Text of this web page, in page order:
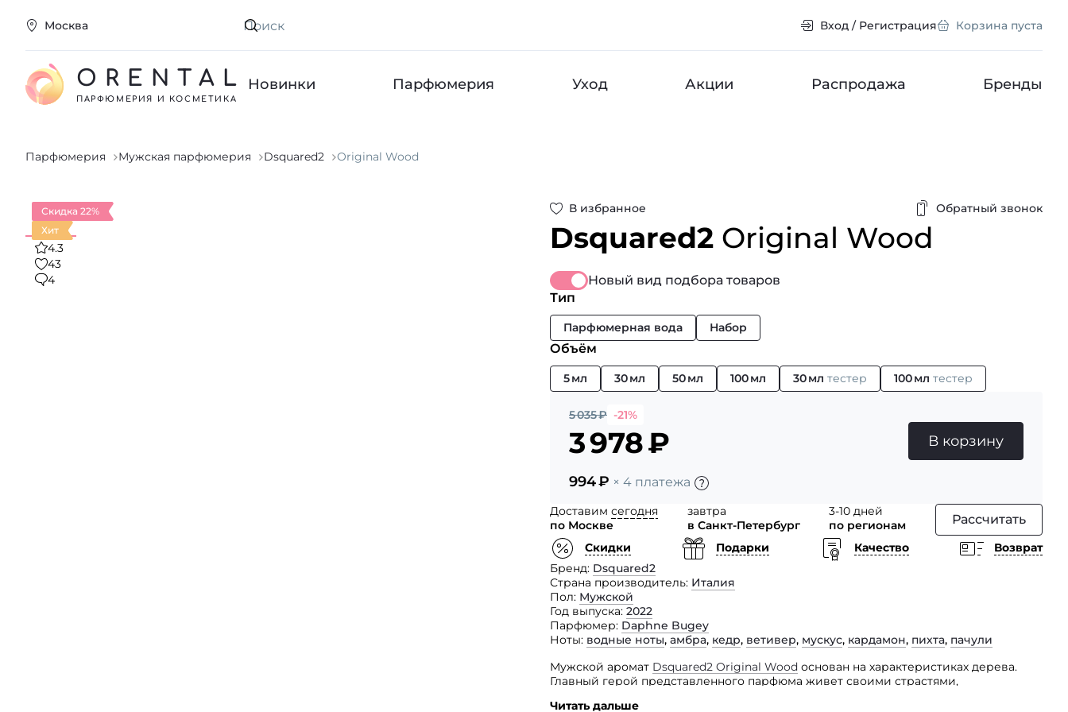
Москва Искать Вход / Регистрация Корзина пуста
ORENTAL
ПАРФЮМЕРИЯ И КОСМЕТИКА
Новинки Парфюмерия Уход Акции Распродажа Бренды
Парфюмерия Мужская парфюмерия Dsquared2 Original Wood
В избранное Обратный звонок
Dsquared2 Original Wood
Скидка 22%
Хит
4.3
43
4
Новый вид подбора товаров
Тип
Парфюмерная вода Набор
Объём
5 мл 30 мл 50 мл 100 мл 30 мл тестер 100 мл тестер
5 035₽ -21%
3 978₽
994₽ × 4 платежа
В корзину
Доставим сегодня
по Москве
завтра
в Санкт-Петербург
3-10 дней
по регионам
Рассчитать
Скидки Подарки Качество
Возврат
Бренд Dsquared2
Страна производитель Италия
Пол Мужской
Год выпуска 2022
Парфюмер Daphne Bugey
Ноты водные ноты, амбра, кедр, ветивер, мускус, кардамон, пихта, пачули
Мужской аромат Dsquared2 Original Wood основан на характеристиках дерева.
Главный герой представленного парфюма живет своими страстями,
Читать дальше